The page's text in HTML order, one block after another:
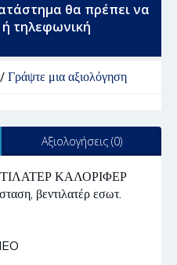
θα πρέπει να
ή τηλεφωνική
Γράψτε μια αξιολόγηση
Αξιολογήσεις (0)
ΚΑΛΟΡΙΦΕΡ
βεντιλατέρ εσωτ.